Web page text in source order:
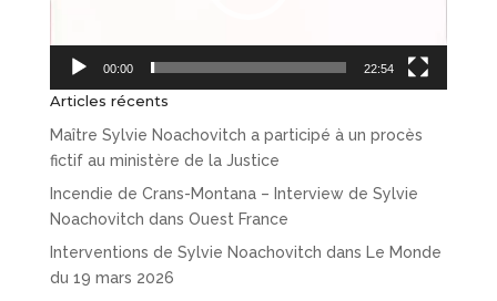
00:00 22:54
Articles récents
Maître Sylvie Noachovitch a participé à un procès
fictif au ministère de la Justice
Incendie de Crans-Montana – Interview de Sylvie
Noachovitch dans Ouest France
Interventions de Sylvie Noachovitch dans Le Monde
du 19 mars 2026